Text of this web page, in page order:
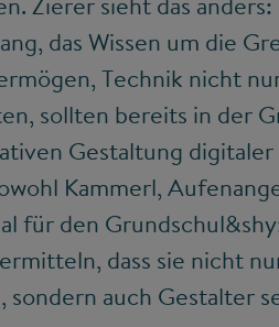
das Wissen um die
Technik nicht
sollten bereits in der
Gestaltung
Kammerl,
für den
dass sie nicht
auch Gestalter